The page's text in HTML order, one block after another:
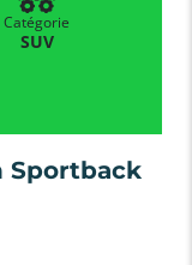
Catégorie
SUV
Sportback